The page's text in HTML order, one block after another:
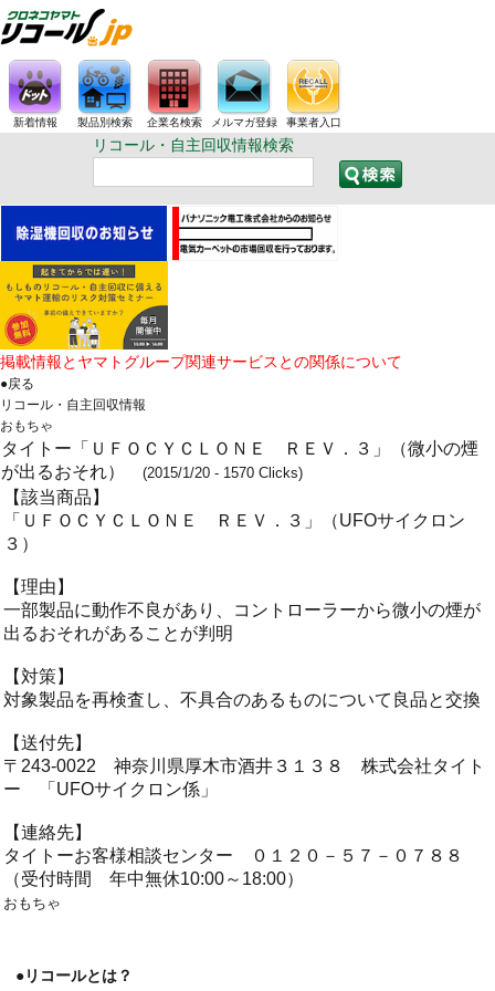
新着情報 製品別検索 企業名検索 メルマガ登録 事業者入口
リコール・自主回収情報検索
掲載情報とヤマトグループ関連サービスとの関係について
●戻る
リコール・自主回収情報
おもちゃ
タイトー「ＵＦＯＣＹＣＬＯＮＥ ＲＥＶ．３」（微小の煙
が出るおそれ）
(2015/1/20 - 1570 Clicks)
【該当商品】
「ＵＦＯＣＹＣＬＯＮＥ ＲＥＶ．３」（UFOサイクロン
３）
【理由】
一部製品に動作不良があり、コントローラーから微小の煙が
出るおそれがあることが判明
【対策】
対象製品を再検査し、不具合のあるものについて良品と交換
【送付先】
〒243-0022 神奈川県厚木市酒井３１３８ 株式会社タイト
ー 「UFOサイクロン係」
【連絡先】
タイトーお客様相談センター ０１２０－５７－０７８８
（受付時間 年中無休10:00～18:00）
おもちゃ
●リコールとは？